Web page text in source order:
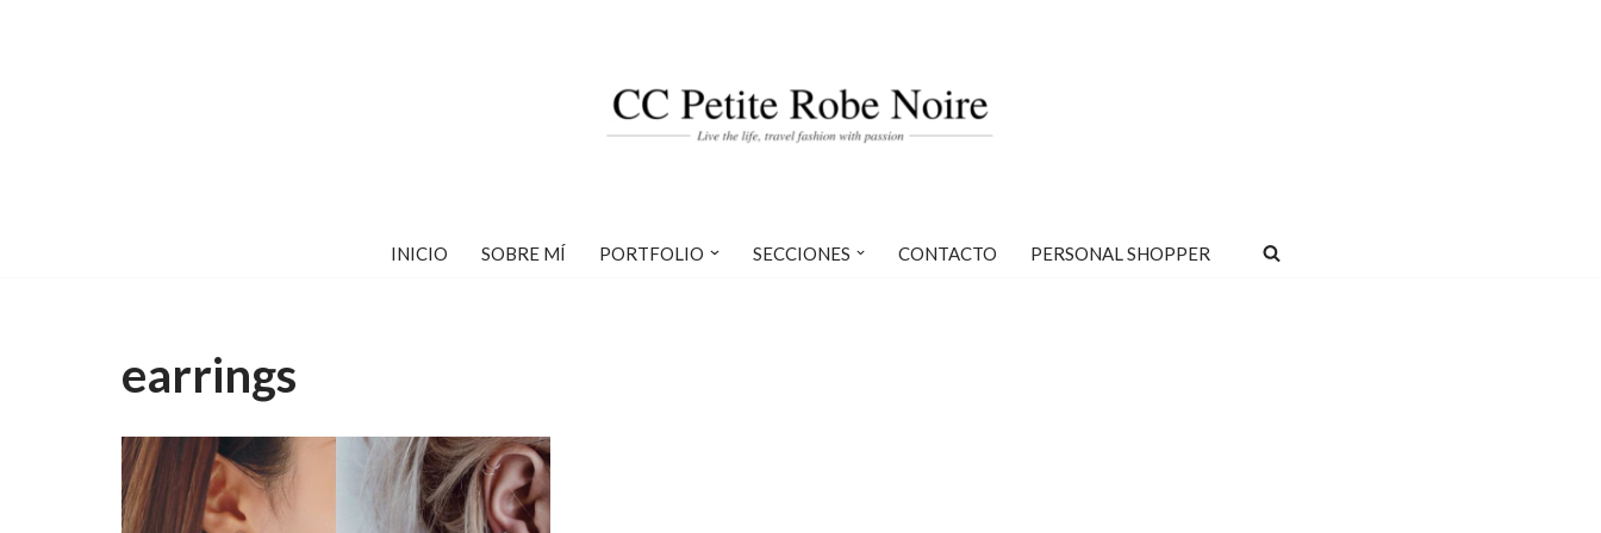
INICIO SOBRE MÍ PORTFOLIO SECCIONES CONTACTO PERSONAL SHOPPER
earrings